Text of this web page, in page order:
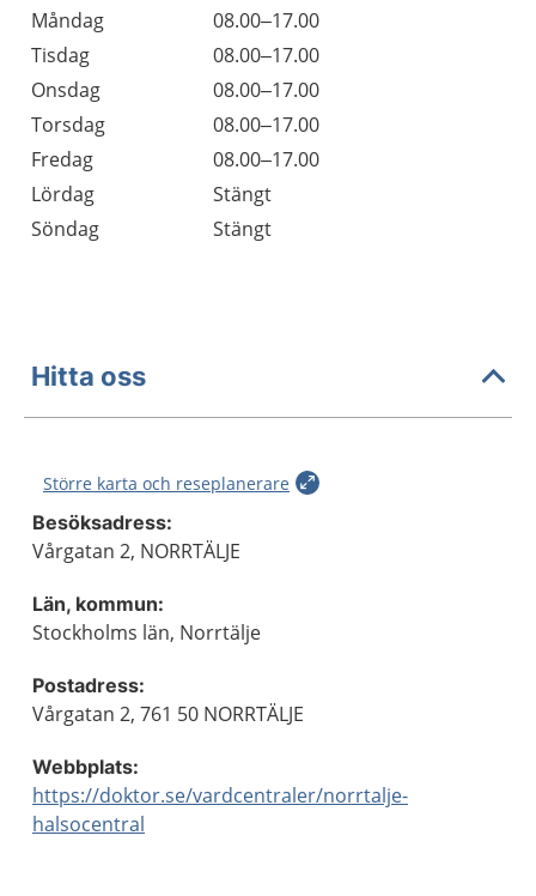
Dag
Öppettider
Kommentarer
Måndag
08.00–17.00
Tisdag
08.00–17.00
Onsdag
08.00–17.00
Torsdag
08.00–17.00
Fredag
08.00–17.00
Lördag
Stängt
Söndag
Stängt
Hitta oss
Större karta och reseplanerare
Besöksadress:
Vårgatan 2, NORRTÄLJE
Län, kommun:
Stockholms län, Norrtälje
Postadress:
Vårgatan 2, 761 50 NORRTÄLJE
Webbplats:
https://doktor.se/vardcentraler/norrtalje-
halsocentral